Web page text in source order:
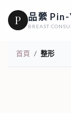
P 品縈
BREAST
首頁 / 整形